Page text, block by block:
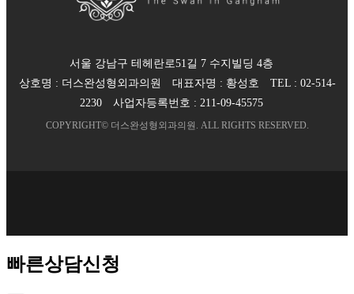
서울 강남구 테헤란로51길 7 수지빌딩 4층
상호명 : 더스완성형외과의원 대표자명 : 황성호 TEL : 02-514-
2230
사업자등록번호 : 211-09-45575
COPYRIGHT© 더스완성형외과의원 . ALL RIGHTS RESERVED.
빠른상담신청